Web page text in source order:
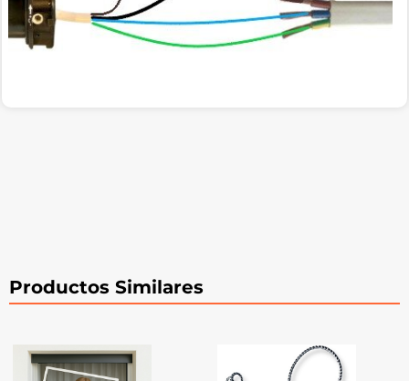
Productos Similares